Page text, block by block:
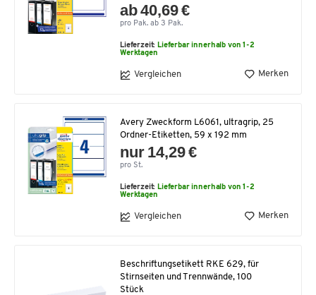
ab 40,69 €
pro Pak. ab 3 Pak.
Lieferzeit: Lieferbar innerhalb von 1-2
Werktagen
Vergleichen Merken
Avery Zweckform L6061, ultragrip, 25
Ordner-Etiketten, 59 x 192 mm
nur 14,29 €
pro St.
Lieferzeit: Lieferbar innerhalb von 1-2
Werktagen
Vergleichen Merken
Beschriftungsetikett RKE 629, für
Stirnseiten und Trennwände, 100
Stück